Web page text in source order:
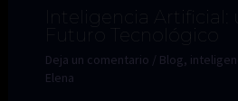
Inteligencia Artificial:
Futuro Tecnológico
Deja un comentario / Blog,
Elena